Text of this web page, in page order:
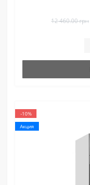
12 460.00 грн
-10%
Акция